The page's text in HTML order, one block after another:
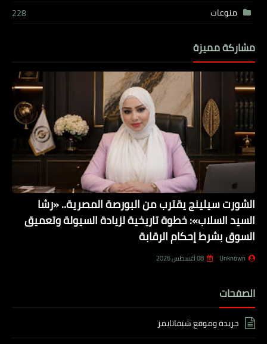
منوعات
228
مشاركة مميزة
الشورت سيلينج يقترب من البورصة المصرية.. «رشا
السيد السلاب»: خطوة تاريخية لزيادة السيولة وتعميق
السوق بشرط إحكام الرقابة
Unknown 08 أغسطس 2026
الصفحات
جريدة وموقع شيفاتايمز